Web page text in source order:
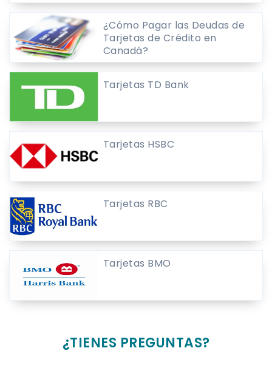
¿Cómo Pagar las Deudas de
Tarjetas de Crédito en
Canadá?
Tarjetas TD Bank
Tarjetas HSBC
Tarjetas RBC
Tarjetas BMO
¿TIENES PREGUNTAS?